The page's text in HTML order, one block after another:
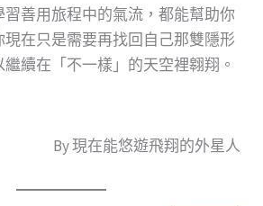
善用旅程中的氣流，都能幫助你
在只是需要再找回自己那雙隱形
續在「不一樣」的天空裡翱翔。
By 現在能悠遊飛翔的外星人